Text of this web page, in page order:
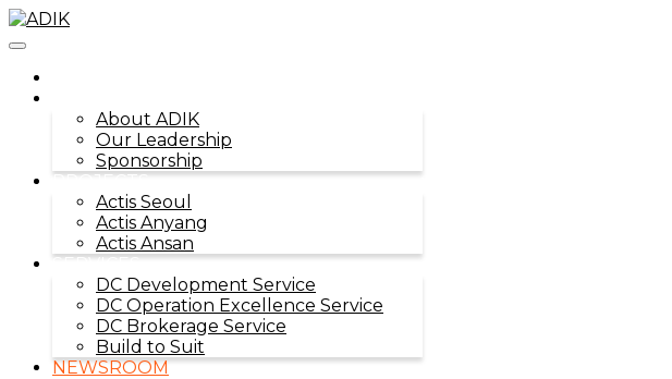
Toggle
About ADIK
Our Leadership
Sponsorship
PROJECTS
Actis Seoul
Actis Anyang
Actis Ansan
SERVICES
DC Development Service
DC Operation Excellence Service
DC Brokerage Service
Build to Suit
NEWSROOM